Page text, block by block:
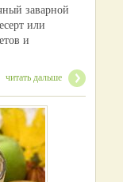
заварной
или
и
читать дальше